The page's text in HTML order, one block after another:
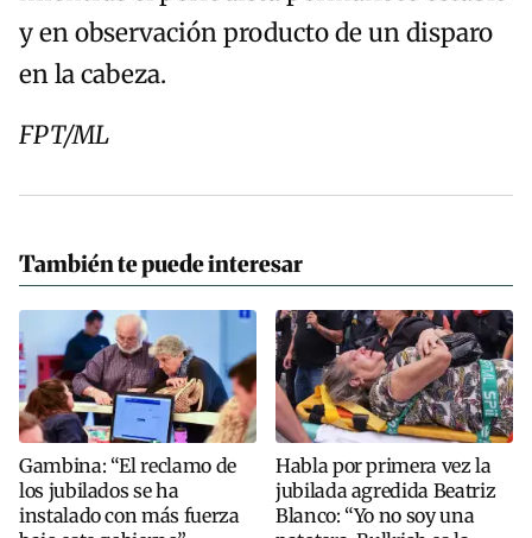
y en observación producto de un disparo
en la cabeza.
FPT/ML
También te puede interesar
Gambina: “El reclamo de
los jubilados se ha
instalado con más fuerza
Habla por primera vez la
jubilada agredida Beatriz
Blanco: “Yo no soy una